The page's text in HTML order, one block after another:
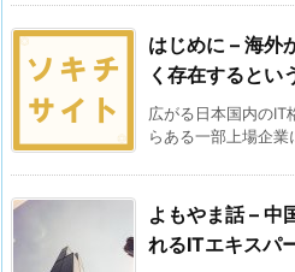
はじめに – 海外
く存在するとい
広がる日本国内のIT
らある一部上場企
よもやま話 – 中
れるITエキスパ